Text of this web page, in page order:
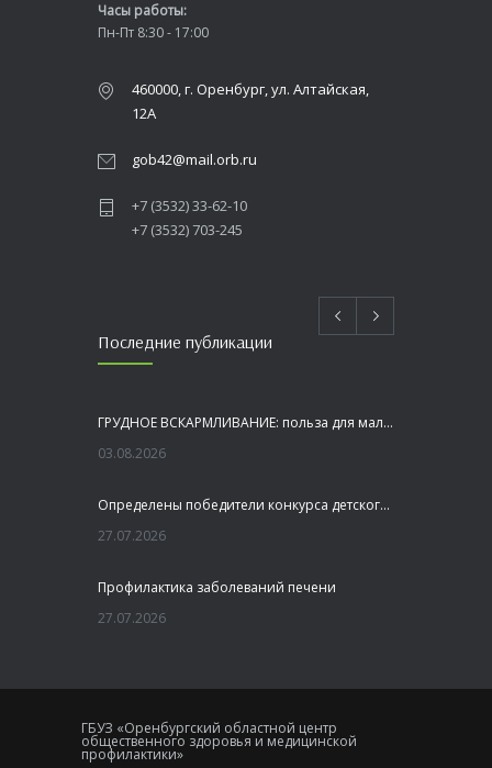
Часы работы:
Пн-Пт 8:30 - 17:00
460000, г. Оренбург, ул. Алтайская,
12А
gob42@mail.orb.ru
+7 (3532) 33-62-10
+7 (3532) 703-245
Последние публикации
ГРУДНОЕ ВСКАРМЛИВАНИЕ: польза для малыша и мамы
03.08.2026
Определены победители конкурса детского рисунка «Я шагаю по Оренбуржью»
27.07.2026
Профилактика заболеваний печени
27.07.2026
Как сохранить здоровье головного мозга
ГБУЗ «Оренбургский областной центр
общественного здоровья и медицинской
профилактики»